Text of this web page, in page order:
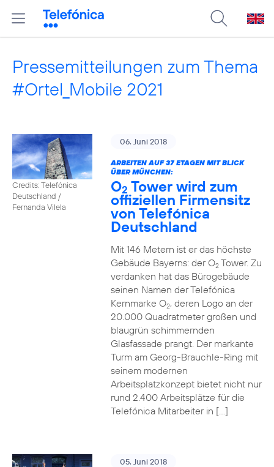
Pressemitteilungen zum Thema
#Ortel_Mobile 2021
Credits: Telefónica
Deutschland /
Fernanda Vilela
06. Juni 2018
ARBEITEN AUF 37 ETAGEN MIT BLICK
ÜBER MÜNCHEN:
O2 Tower wird zum
offiziellen Firmensitz
von Telefónica
Deutschland
Mit 146 Metern ist er das höchste
Gebäude Bayerns: der O2Tower. Zu
verdanken hat das Bürogebäude
seinen Namen der Telefónica
Kernmarke O2, deren Logo an der
20.000 Quadratmeter großen und
blaugrün schimmernden
Glasfassade prangt. Der markante
Turm am Georg-Brauchle-Ring mit
seinem modernen
Arbeitsplatzkonzept bietet nicht nur
rund 2.400 Arbeitsplätze für die
Telefónica Mitarbeiter in […]
05. Juni 2018